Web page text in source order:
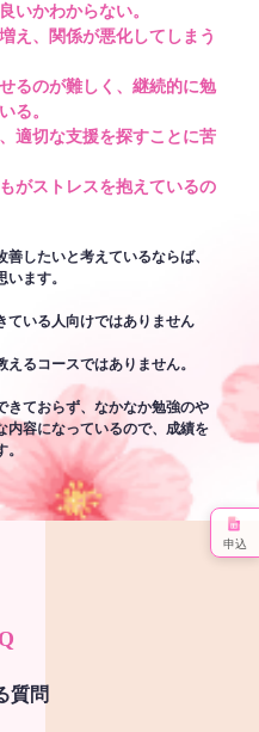
いかわからない。
え、関係が悪化してしまう
るのが難しく、継続的に勉
る。
適切な支援を探すことに苦
がストレスを抱えているの
したいと考えているならば、
ます。
ている人向けではありません
るコースではありません。
きておらず、なかなか勉強のや
内容になっているので、成績を
質問
申込